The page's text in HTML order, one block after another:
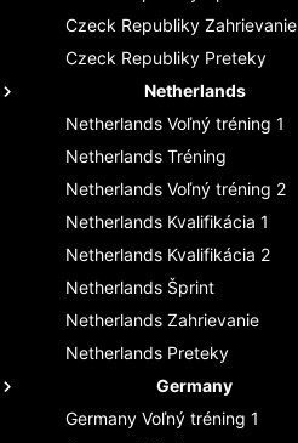
Czeck Republiky Zahrievanie
Czeck Republiky Preteky
Netherlands
Netherlands Voľný tréning 1
Netherlands Tréning
Netherlands Voľný tréning 2
Netherlands Kvalifikácia 1
Netherlands Kvalifikácia 2
Netherlands Šprint
Netherlands Zahrievanie
Netherlands Preteky
Germany
Germany Voľný tréning 1